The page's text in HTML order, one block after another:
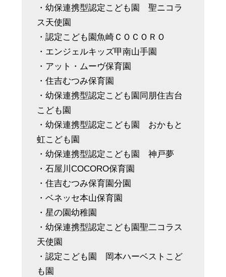
・幼保連携型認定こども園 聖ニコラ
ス天使園
・認定こども園魚崎ＣＯＣＯＲＯ
・エンジェルキッズ甲南山手園
・アット・ムーヴ保育園
・住吉むつみ保育園
・幼保連携型認定こども園同朋住吉台
こども園
・幼保連携型認定こども園 おかもと
虹こども園
・幼保連携型認定こども園 神戸夢
・石屋川COCORO保育園
・住吉むつみ保育園分園
・ベネッセ本山保育園
・星の園幼稚園
・幼保連携型認定こども園聖二コラス
天使園
・認定こども園 岡本ハーベストこど
も園